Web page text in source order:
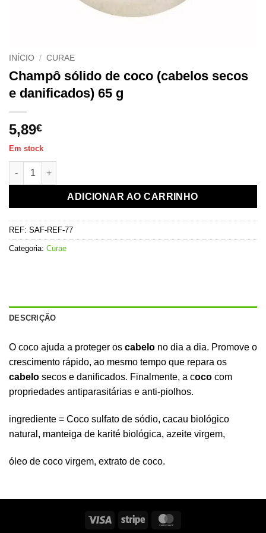
INÍCIO / CURAE
Champô sólido de coco (cabelos secos
e danificados) 65 g
5,89€
Em stock
Quantidade de Shampoing solide à la noix de coco (cheveux
ADICIONAR AO CARRINHO
REF: SAF-REF-77
Categoria: Curae
DESCRIÇÃO
O coco ajuda a proteger os cabelo no dia a dia. Promove o
crescimento rápido, ao mesmo tempo que repara os
cabelo secos e danificados. Finalmente, a coco com
propriedades antiparasitárias e anti-piolhos.
ingrediente = Coco sulfato de sódio, cacau biológico
natural, manteiga de karité biológica, azeite virgem,
óleo de coco virgem, extrato de coco.
Visto Listras